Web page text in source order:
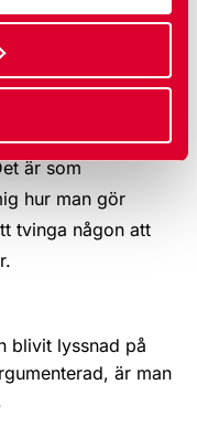
på ett nytt sätt.
svar och nya
är som
hur man gör
tvinga någon att
blivit lyssnad på
är man